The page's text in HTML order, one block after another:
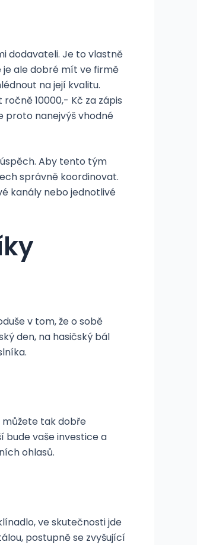
dodavateli. Je to vlastně
je ale dobré mít ve firmě
na její kvalitu.
10000,- Kč za zápis
proto nanejvýš vhodné
Aby tento tým
správně koordinovat.
kanály nebo jednotlivé
v tom, že o sobě
den, na hasičský bál
můžete tak dobře
bude vaše investice a
ohlasů.
ve skutečnosti jde
postupně se zvyšující